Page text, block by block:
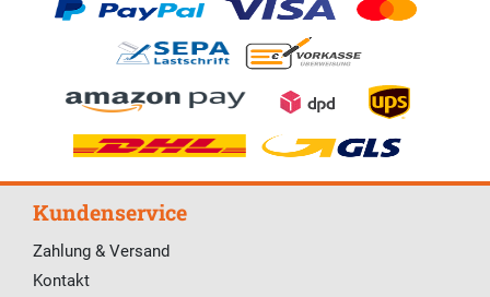
Kundenservice
Zahlung & Versand
Kontakt